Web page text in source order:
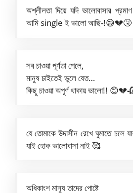
অশ্লীলতা দিয়ে যদি ভালোবাসার
আমি single ই ভালো আছি-!😅💔🤧
সব চাওয়া পূর্ণতা পেলে,
মানুষ চাইতেই ভুলে যেত…
কিছু চাওয়া অপূর্ণ থাকায় ভালো!!
যে তোমাকে উদাসীন রেখে ঘুমাতে চলে
যাই হোক ভালোবাসা নাই 🥰
অধিকাংশ মানুষ তাদের পোষ্টে